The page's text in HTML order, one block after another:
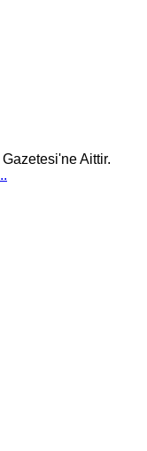
Aittir.